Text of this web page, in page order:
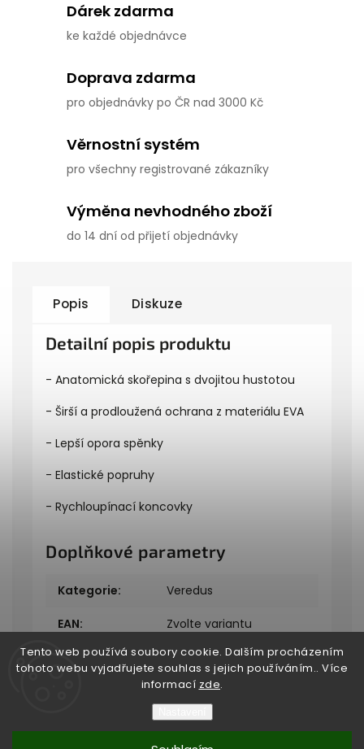
Tento web používá soubory cookie. Dalším procházením
tohoto webu vyjadřujete souhlas s jejich používáním.. Více
informací zde.
Dárek zdarma
ke každé objednávce
Doprava zdarma
pro objednávky po ČR nad 3000 Kč
Věrnostní systém
pro všechny registrované zákazníky
Výměna nevhodného zboží
do 14 dní od přijetí objednávky
Popis Diskuze
Detailní popis produktu
- Anatomická skořepina s dvojitou hustotou
- Širší a prodloužená ochrana z materiálu EVA
- Lepší opora spěnky
- Elastické popruhy
- Rychloupínací koncovky
Doplňkové parametry
Kategorie: Veredus
EAN: Zvolte variantu
Copyright 2026Bukefalos. Všechna práva vyhrazena.